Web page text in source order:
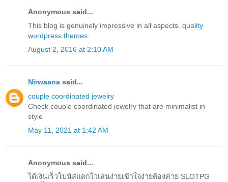
Anonymous said...
This blog is genuinely impressive in all aspects. quality
wordpress themes
August 2, 2016 at 2:10 AM
Nirwaana said...
couple coordinated jewelry
Check couple coordinated jewelry that are minimalist in
style
May 11, 2021 at 1:42 AM
Anonymous said...
ได้เงินเร็วโบนัสแตกไวเล่นง่ายเข้าใจง่ายต้องค่าย SLOTPG